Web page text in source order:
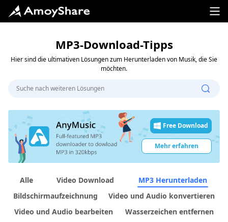
MP3-Download-Tipps
Hier sind die ultimativen Lösungen zum Herunterladen von Musik, die Sie
möchten.
Free Download
Mehr erfahren
Alle Video Download
MP3 Herunterladen
Bildschirmaufzeichnung
Video und Audio konvertieren
Video und Audio bearbeiten
Wasserzeichen entfernen